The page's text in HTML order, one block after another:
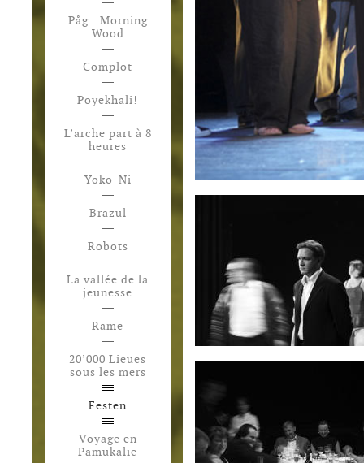
Påg : Morning
Wood
Complot
Poyekhali!
L’arche part à 8
heures
Yoko-Ni
Brazul
Robots
La vallée de la
jeunesse
Rame
20’000 Lieues
sous les mers
Festen
Voyage en
Pamukalie